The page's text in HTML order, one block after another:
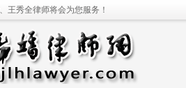
王秀全律师将会为您服务！